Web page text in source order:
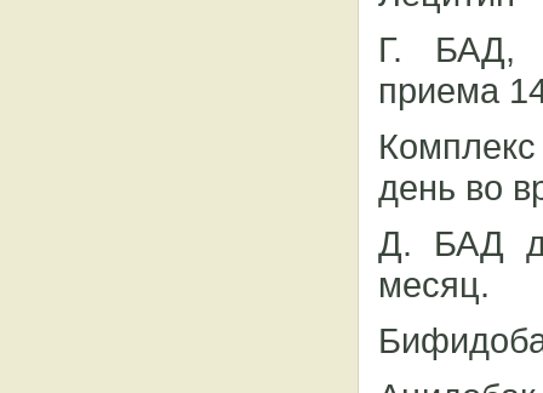
Г. БАД,
приема
день во
Д. БАД
месяц.